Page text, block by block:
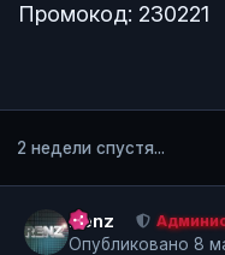
Промокод: 230221
2 недели спустя...
Renz
Опубликовано 8